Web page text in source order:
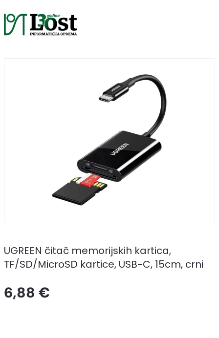
UGREEN čitač memorijskih kartica,
TF/SD/MicroSD kartice, USB-C, 15cm, crni
6,88 €